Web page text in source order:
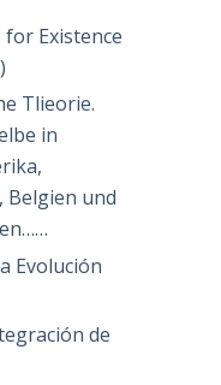
Existence
Tlieorie.
in
Belgien und
Evolución
de